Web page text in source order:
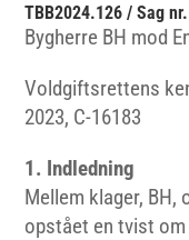
TBB2024.126 / Sag
Bygherre BH mod
Voldgiftsrettens
2023, C-16183
1. Indledning
Mellem klager, BH,
opstået en tvist